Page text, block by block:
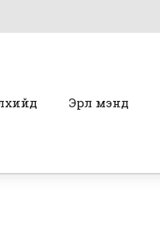
Эрүүл мэнд